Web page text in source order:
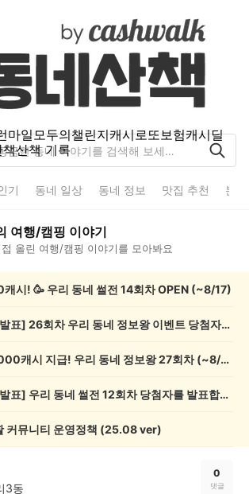
마일모두의챌린지캐시로또보험캐시딜
책산책 기록
기 동네 일상 동네 정보 맛집 추천 분
여행/캠핑 이야기
올린 여행/캠핑 이야기를 모아봐요
시! 🥳 우리 동네 썰전 14회차 OPEN (~8/17)
💰[당첨자 발표] 26회차 우리 동네 정보왕 이벤트 당첨자를 발표합니다!
💸 전원 2,000캐시 지급! 우리 동네 정보왕 27회차 (~8/10)
💰[당첨자 발표] 우리 동네 썰전 12회차 당첨자를 발표합니다!
커뮤니티 운영정책 (25.08 ver)
3동
0
댓글